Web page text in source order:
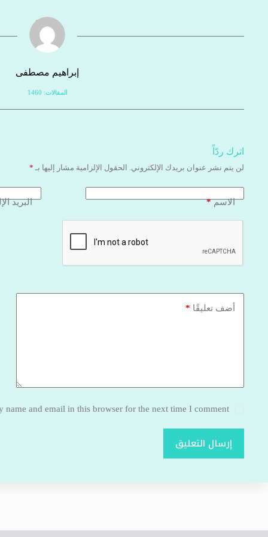
إبراهيم مصطفى
المقالات: 1460
اترك ردّاً
لن يتم نشر عنوان بريدك الإلكتروني. الحقول الإلزامية مشار إليها بـ *
الاسم* البريد
أضف تعليقًا *
name and email in this browser for the next time I comment.
إرسال التعليق